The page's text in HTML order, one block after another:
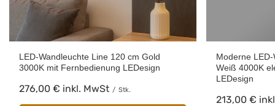
LED-Wandleuchte Line 120 cm Gold
3000K mit Fernbedienung LEDesign
276,00 € inkl. MwSt / Stk.
Moderne
Weiß 4000K
LEDesign
213,00 €